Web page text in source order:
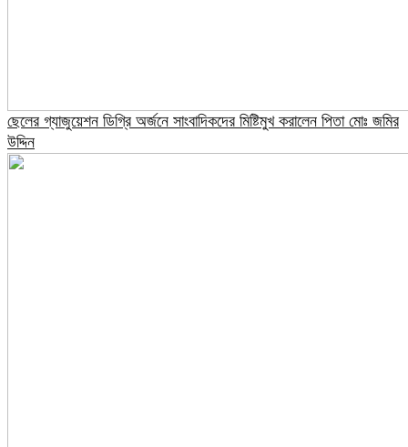
ছেলের গ্যাজুয়েশন ডিগ্রি অর্জনে সাংবাদিকদের মিষ্টিমুখ করালেন পিতা মোঃ জমির
উদ্দিন